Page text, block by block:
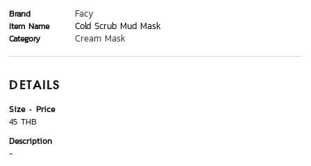
Brand Facy
Item Name Cold Scrub Mud Mask
Category Cream Mask
DETAILS
Size
Price
45 THB
Description
-